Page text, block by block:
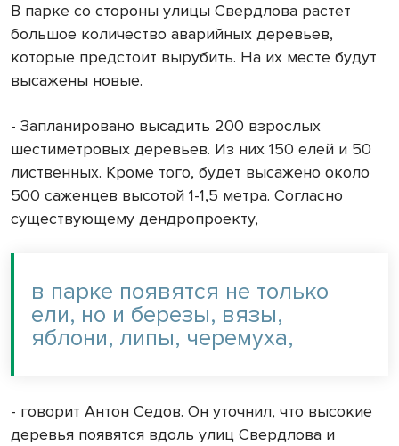
В парке со стороны улицы Свердлова растет
большое количество аварийных деревьев,
которые предстоит вырубить. На их месте будут
высажены новые.
- Запланировано высадить 200 взрослых
шестиметровых деревьев. Из них 150 елей и 50
лиственных. Кроме того, будет высажено около
500 саженцев высотой 1-1,5 метра. Согласно
существующему дендропроекту,
в парке появятся не только
ели, но и березы, вязы,
яблони, липы, черемуха,
- говорит Антон Седов. Он уточнил, что высокие
деревья появятся вдоль улиц Свердлова и